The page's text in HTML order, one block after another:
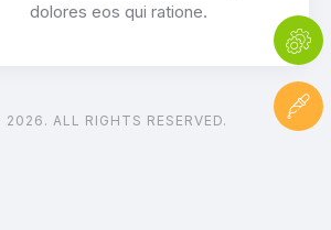
dolores eos qui ratione.
2026. ALL RIGHTS RESERVED.